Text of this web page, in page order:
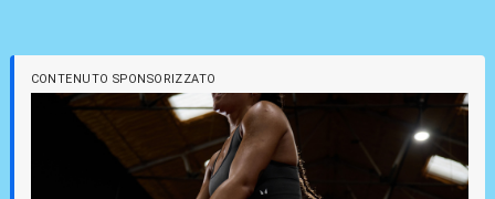
CONTENUTO SPONSORIZZATO